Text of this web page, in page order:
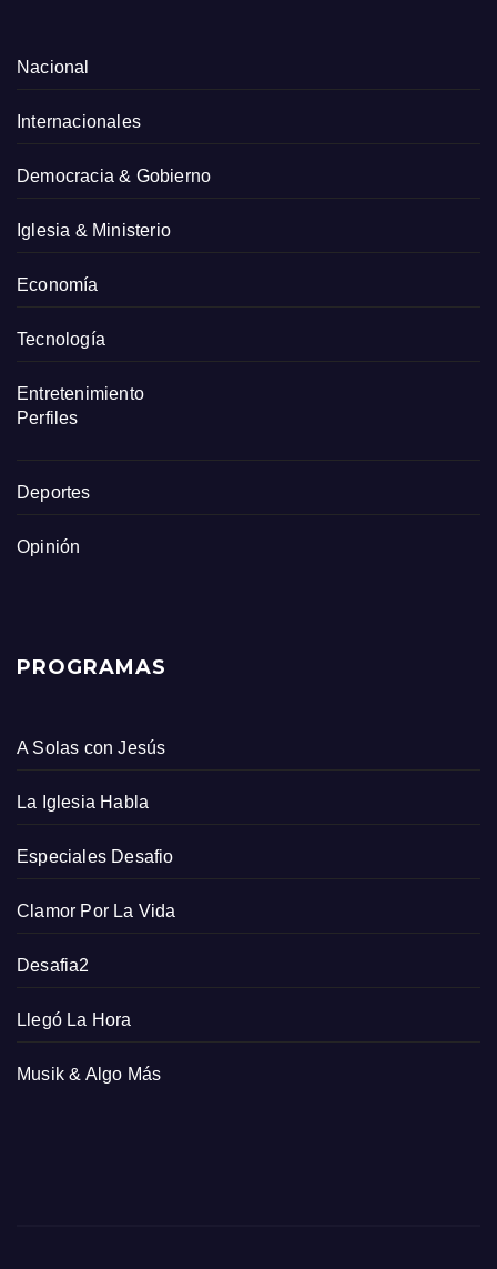
Nacional
Internacionales
Democracia & Gobierno
Iglesia & Ministerio
Economía
Tecnología
Entretenimiento
Perfiles
Deportes
Opinión
PROGRAMAS
A Solas con Jesús
La Iglesia Habla
Especiales Desafio
Clamor Por La Vida
Desafia2
Llegó La Hora
Musik & Algo Más